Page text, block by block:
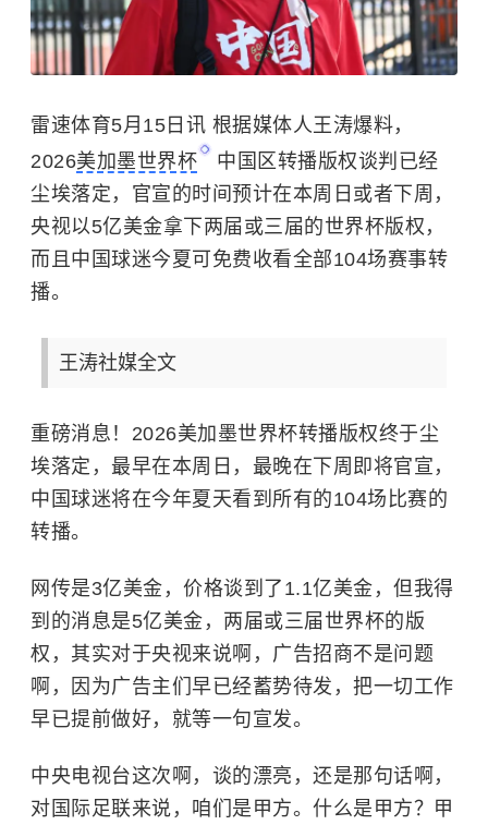
雷速体育5月15日讯 根据媒体人王涛爆料，
2026美加墨世界杯
中国区转播版权谈判已经
尘埃落定，官宣的时间预计在本周日或者下周，
央视以5亿美金拿下两届或三届的世界杯版权，
而且中国球迷今夏可免费收看全部104场赛事转
播。
王涛社媒全文
重磅消息！2026美加墨世界杯转播版权终于尘
埃落定，最早在本周日，最晚在下周即将官宣，
中国球迷将在今年夏天看到所有的104场比赛的
转播。
网传是3亿美金，价格谈到了1.1亿美金，但我得
到的消息是5亿美金，两届或三届世界杯的版
权，其实对于央视来说啊，广告招商不是问题
啊，因为广告主们早已经蓄势待发，把一切工作
早已提前做好，就等一句宣发。
中央电视台这次啊，谈的漂亮，还是那句话啊，
对国际足联来说，咱们是甲方。什么是甲方？甲